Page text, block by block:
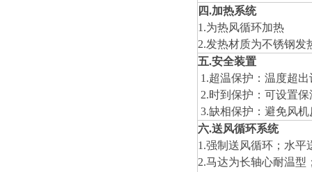
四.加热系统
1.为热风循环加热
2.发热材质为不锈钢发
五.安全装置
1.超温保护：温度超
2.时到保护 ：可设置
3.缺相保护：避免风
六.送风循环系统
1.强制送风循环；水
2.马达为长轴心耐温型